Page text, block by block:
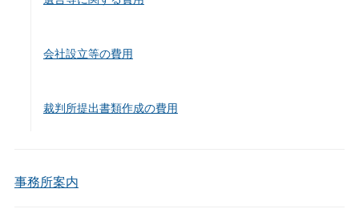
会社設立等の費用
裁判所提出書類作成の費用
事務所案内